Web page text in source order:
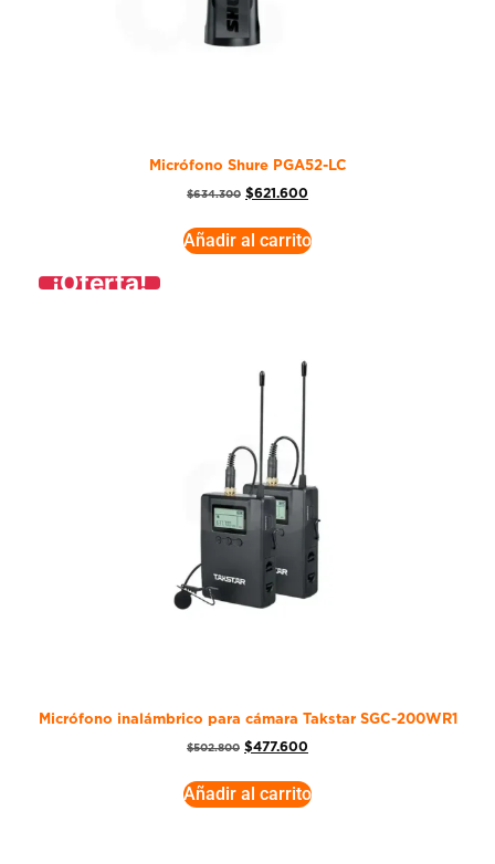
Micrófono Shure PGA52-LC
$634.300 $621.600
Añadir al carrito
¡Oferta!
Micrófono inalámbrico para cámara Takstar SGC-200WR1
$502.800 $477.600
Añadir al carrito